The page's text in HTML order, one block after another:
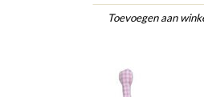
Toevoegen aan